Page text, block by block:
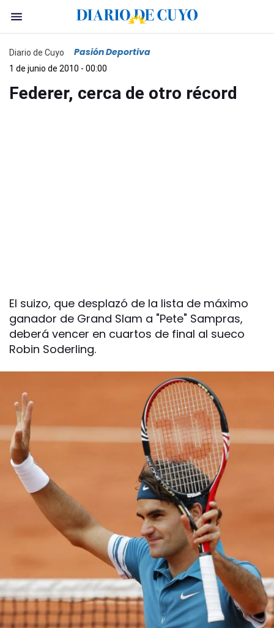
Diario de Cuyo Pasión Deportiva
1 de junio de 2010 - 00:00
Federer, cerca de otro récord
El suizo, que desplazó de la lista de máximo
ganador de Grand Slam a "Pete" Sampras,
deberá vencer en cuartos de final al sueco
Robin Soderling.